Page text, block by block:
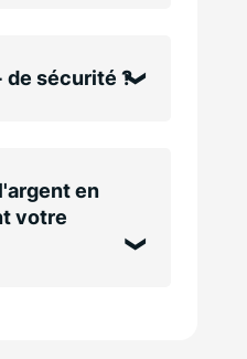
de sécurité ?
en
votre